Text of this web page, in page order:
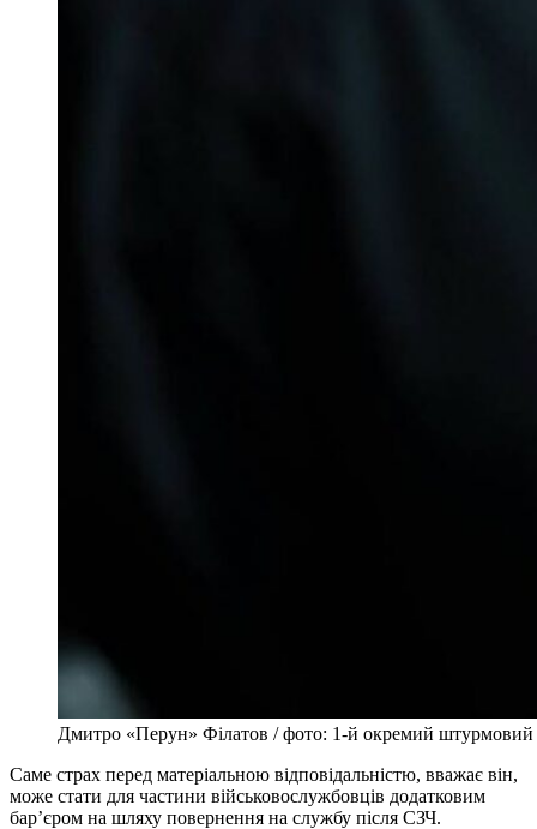
Дмитро «Перун» Філатов / фото: 1-й окремий штурмовий
Саме страх перед матеріальною відповідальністю, вважає він,
може стати для частини військовослужбовців додатковим
бар’єром на шляху повернення на службу після СЗЧ.